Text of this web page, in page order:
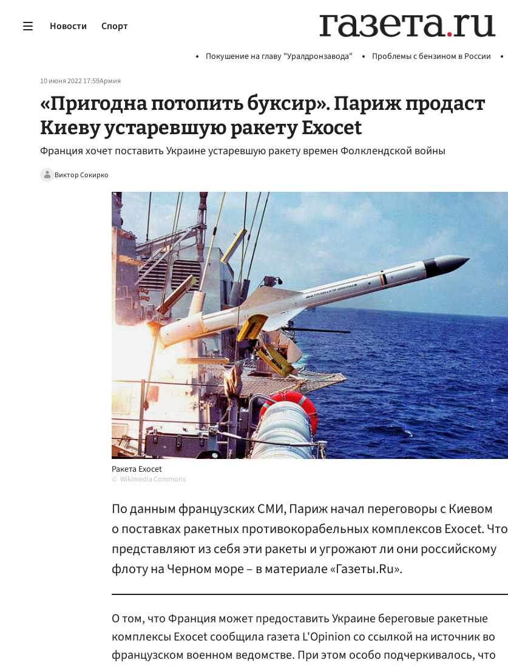
Новости Спорт
Покушение на главу "Уралдронзавода" Проблемы с бензином в России
10 июня 2022 17:59Армия
«Пригодна потопить буксир». Париж продаст
Киеву устаревшую ракету Exocet
Франция хочет поставить Украине устаревшую ракету времен Фолклендской войны
Виктор Сокирко
Ракета Exocet
Wikimedia Commons
По данным французских СМИ, Париж начал переговоры с Киевом
о поставках ракетных противокорабельных комплексов Exocet. Что
представляют из себя эти ракеты и угрожают ли они российскому
флоту на Черном море – в материале «Газеты.Ru».
О том, что Франция может предоставить Украине береговые ракетные
комплексы Exocet сообщила газета L'Opinion со ссылкой на источник во
французском военном ведомстве. При этом особо подчеркивалось, что